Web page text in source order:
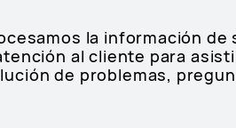
la información de
al cliente para
de problemas,